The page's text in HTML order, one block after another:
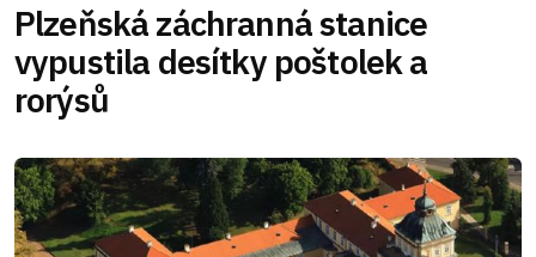
Plzeňská záchranná stanice
vypustila desítky poštolek a
rorýsů